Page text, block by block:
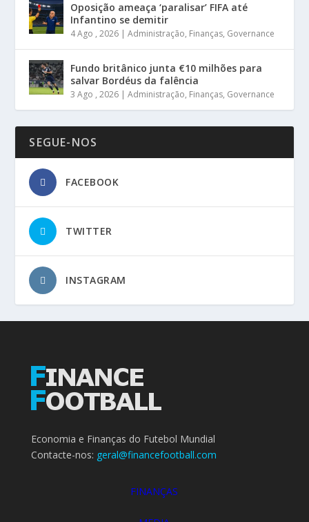
Oposição ameaça ‘paralisar’ FIFA até
Infantino se demitir
4 Ago , 2026 |Administração, Finanças, Governance
Fundo britânico junta €10 milhões para
salvar Bordéus da falência
3 Ago , 2026 |Administração, Finanças, Governance
SEGUE-NOS
FACEBOOK
TWITTER
INSTAGRAM
Economia e Finanças do Futebol Mundial
Contacte-nos: geral@financefootball.com
FINANÇAS